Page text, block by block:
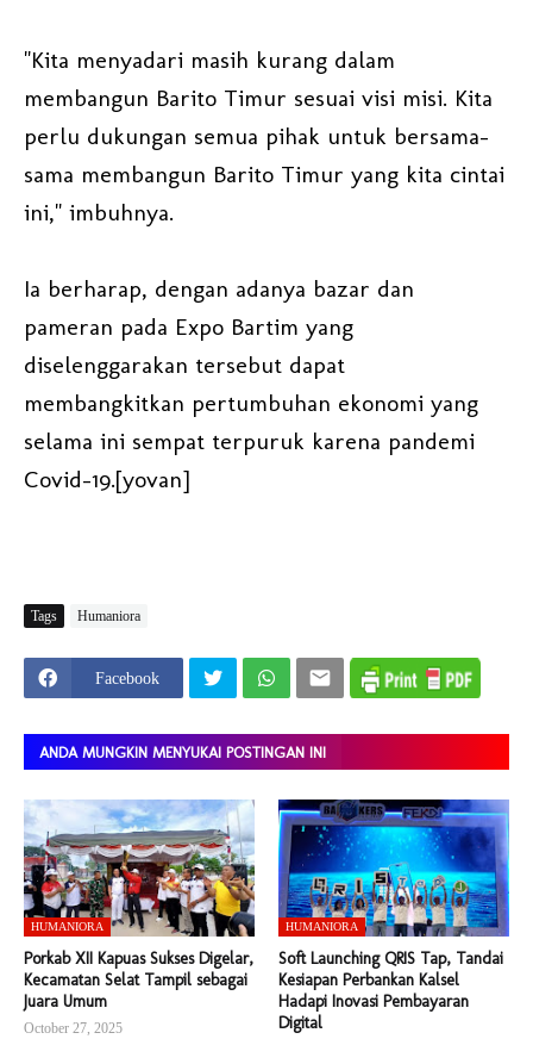
"Kita menyadari masih kurang dalam
membangun Barito Timur sesuai visi misi. Kita
perlu dukungan semua pihak untuk bersama-
sama membangun Barito Timur yang kita cintai
ini," imbuhnya.
Ia berharap, dengan adanya bazar dan
pameran pada Expo Bartim yang
diselenggarakan tersebut dapat
membangkitkan pertumbuhan ekonomi yang
selama ini sempat terpuruk karena pandemi
Covid-19.[yovan]
Tags Humaniora
Facebook
ANDA MUNGKIN MENYUKAI POSTINGAN INI
HUMANIORA
Porkab XII Kapuas Sukses Digelar,
Kecamatan Selat Tampil sebagai
Juara Umum
October 27, 2025
HUMANIORA
Soft Launching QRIS Tap, Tandai
Kesiapan Perbankan Kalsel
Hadapi Inovasi Pembayaran
Digital